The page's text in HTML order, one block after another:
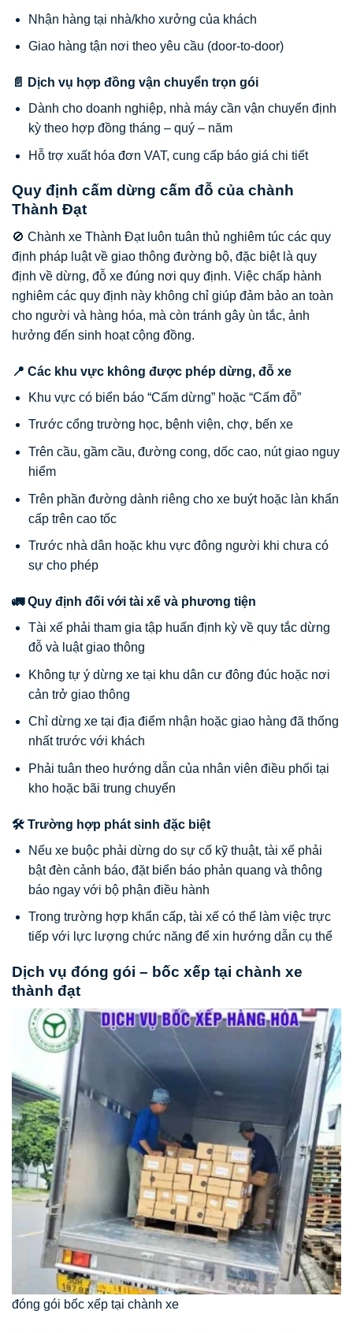
Nhận hàng tại nhà/kho xưởng của khách
Giao hàng tận nơi theo yêu cầu (door-to-door)
📄 Dịch vụ hợp đồng vận chuyển trọn gói
Dành cho doanh nghiệp, nhà máy cần vận chuyển định
kỳ theo hợp đồng tháng – quý – năm
Hỗ trợ xuất hóa đơn VAT, cung cấp báo giá chi tiết
Quy định cấm dừng cấm đỗ của chành
Thành Đạt
🚫 Chành xe Thành Đạt luôn tuân thủ nghiêm túc các quy
định pháp luật về giao thông đường bộ, đặc biệt là quy
định về dừng, đỗ xe đúng nơi quy định. Việc chấp hành
nghiêm các quy định này không chỉ giúp đảm bảo an toàn
cho người và hàng hóa, mà còn tránh gây ùn tắc, ảnh
hưởng đến sinh hoạt cộng đồng.
📍 Các khu vực không được phép dừng, đỗ xe
Khu vực có biển báo “Cấm dừng” hoặc “Cấm đỗ”
Trước cổng trường học, bệnh viện, chợ, bến xe
Trên cầu, gầm cầu, đường cong, dốc cao, nút giao nguy
hiểm
Trên phần đường dành riêng cho xe buýt hoặc làn khẩn
cấp trên cao tốc
Trước nhà dân hoặc khu vực đông người khi chưa có
sự cho phép
🚛 Quy định đối với tài xế và phương tiện
Tài xế phải tham gia tập huấn định kỳ về quy tắc dừng
đỗ và luật giao thông
Không tự ý dừng xe tại khu dân cư đông đúc hoặc nơi
cản trở giao thông
Chỉ dừng xe tại địa điểm nhận hoặc giao hàng đã thống
nhất trước với khách
Phải tuân theo hướng dẫn của nhân viên điều phối tại
kho hoặc bãi trung chuyển
🛠️ Trường hợp phát sinh đặc biệt
Nếu xe buộc phải dừng do sự cố kỹ thuật, tài xế phải
bật đèn cảnh báo, đặt biển báo phản quang và thông
báo ngay với bộ phận điều hành
Trong trường hợp khẩn cấp, tài xế có thể làm việc trực
tiếp với lực lượng chức năng để xin hướng dẫn cụ thể
Dịch vụ đóng gói – bốc xếp tại chành xe
thành đạt
đóng gói bốc xếp tại chành xe